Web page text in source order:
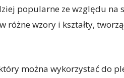
popularne ze względu na
różne wzory i kształty,
można wykorzystać do